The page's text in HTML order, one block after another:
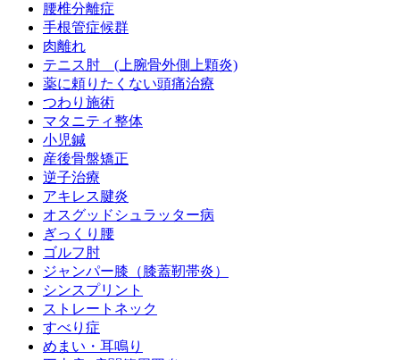
腰椎分離症
手根管症候群
肉離れ
テニス肘 (上腕骨外側上顆炎)
薬に頼りたくない頭痛治療
つわり施術
マタニティ整体
小児鍼
産後骨盤矯正
逆子治療
アキレス腱炎
オスグッドシュラッター病
ぎっくり腰
ゴルフ肘
ジャンパー膝（膝蓋靭帯炎）
シンスプリント
ストレートネック
すべり症
めまい・耳鳴り